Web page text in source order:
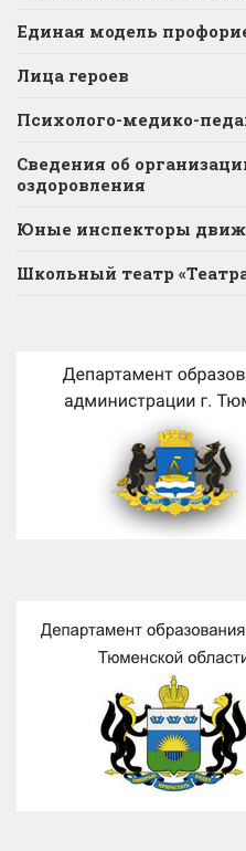
Единая модель
Лица героев
Психолого-медико-
Сведения об
оздоровления
Юные инспекторы
Школьный театр